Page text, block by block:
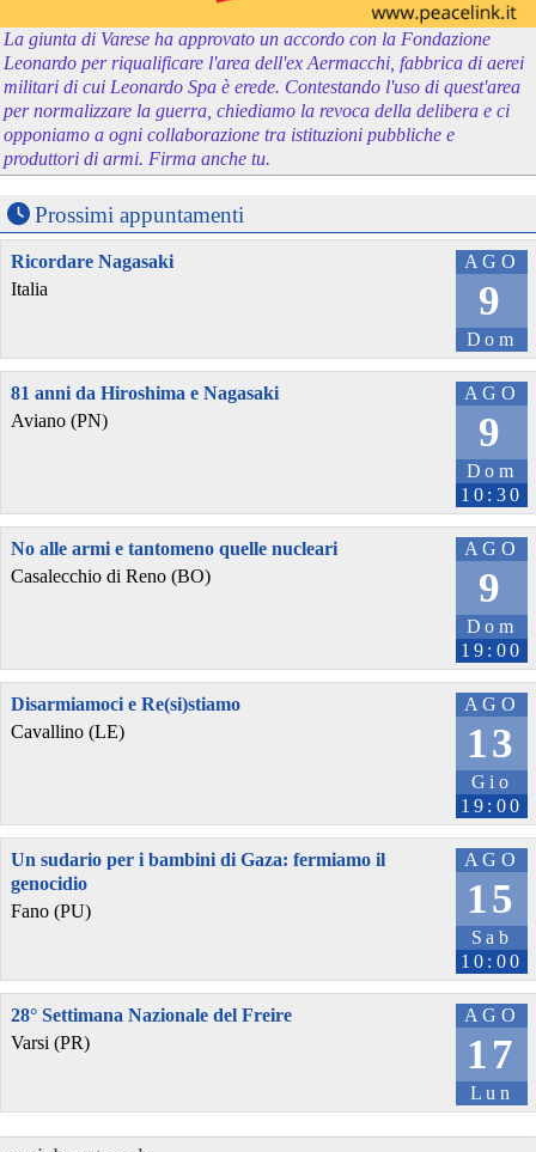
La giunta di Varese ha approvato un accordo con la Fondazione
Leonardo per riqualificare l'area dell'ex Aermacchi, fabbrica di aerei
militari di cui Leonardo Spa è erede. Contestando l'uso di quest'area
per normalizzare la guerra, chiediamo la revoca della delibera e ci
opponiamo a ogni collaborazione tra istituzioni pubbliche e
produttori di armi. Firma anche tu.
Prossimi appuntamenti
AGO
9
Dom
Ricordare Nagasaki
Italia
AGO
9
Dom
10:30
81 anni da Hiroshima e Nagasaki
Aviano (PN)
AGO
9
Dom
19:00
No alle armi e tantomeno quelle nucleari
Casalecchio di Reno (BO)
AGO
13
Gio
19:00
Disarmiamoci e Re(si)stiamo
Cavallino (LE)
AGO
15
Sab
10:00
Un sudario per i bambini di Gaza: fermiamo il
genocidio
Fano (PU)
AGO
17
Lun
28° Settimana Nazionale del Freire
Varsi (PR)